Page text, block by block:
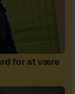
for at være